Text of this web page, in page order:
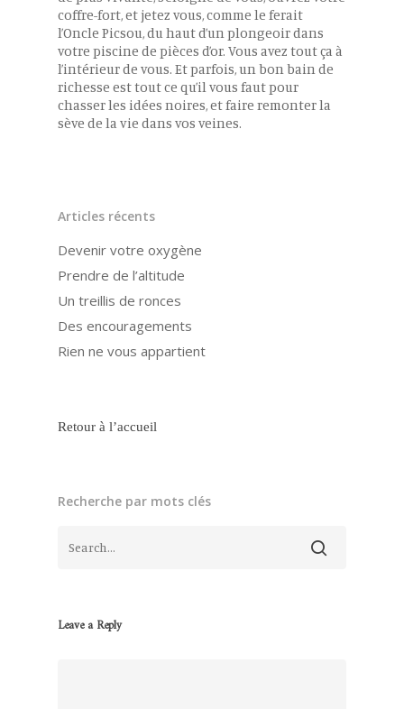
coffre-fort, et jetez vous, comme le ferait
l’Oncle Picsou, du haut d’un plongeoir dans
votre piscine de pièces d’or. Vous avez tout ça à
l’intérieur de vous. Et parfois, un bon bain de
richesse est tout ce qu’il vous faut pour
chasser les idées noires, et faire remonter la
sève de la vie dans vos veines.
Articles récents
Devenir votre oxygène
Prendre de l’altitude
Un treillis de ronces
Des encouragements
Rien ne vous appartient
Retour à l’accueil
Recherche par mots clés
Leave a Reply